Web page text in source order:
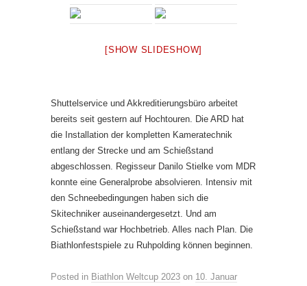
[SHOW SLIDESHOW]
Shuttelservice und Akkreditierungsbüro arbeitet
bereits seit gestern auf Hochtouren. Die ARD hat
die Installation der kompletten Kameratechnik
entlang der Strecke und am Schießstand
abgeschlossen. Regisseur Danilo Stielke vom MDR
konnte eine Generalprobe absolvieren. Intensiv mit
den Schneebedingungen haben sich die
Skitechniker auseinandergesetzt. Und am
Schießstand war Hochbetrieb. Alles nach Plan. Die
Biathlonfestspiele zu Ruhpolding können beginnen.
Posted in Biathlon Weltcup 2023 on 10. Januar